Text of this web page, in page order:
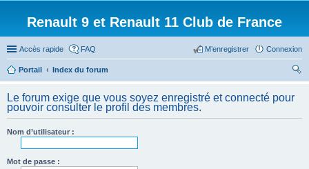
Renault 9 et Renault 11 Club de France
Accès rapide FAQ Connexion
M’enregistrer
Portail
Index du forum
her
ch
Le forum exige que vous soyez enregistré et connecté pour
pouvoir consulter le profil des membres.
Nom d’utilisateur :
Mot de passe :